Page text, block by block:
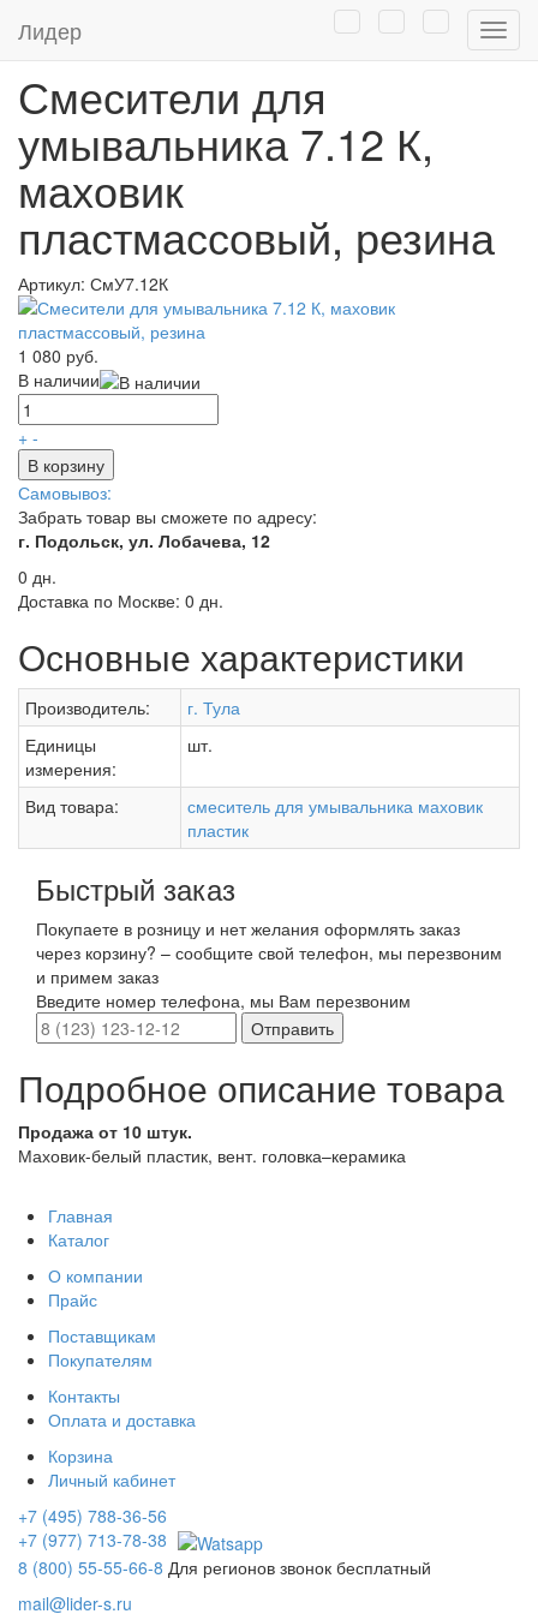
Лидер
Смесители для ванн и
умывальников
Смесители для умывальника
Смесители для
умывальника 7.12 К,
маховик
пластмассовый, резина
Артикул: СмУ7.12К
1 080 руб.
В наличии
+ -
В корзину
Самовывоз:
Забрать товар вы сможете по адресу:
г. Подольск, ул. Лобачева, 12
0 дн.
Доставка по Москве: 0 дн.
Основные характеристики
Производитель:
г. Тула
Единицы
измерения:
шт.
Вид товара:
смеситель для умывальника маховик
пластик
Быстрый заказ
Покупаете в розницу и нет желания оформлять заказ
через корзину? – сообщите свой телефон, мы перезвоним
и примем заказ
Введите номер телефона, мы Вам перезвоним
Отправить
Подробное описание товара
Продажа от 10 штук.
Маховик-белый пластик, вент. головка–керамика
Главная
Каталог
О компании
Прайс
Поставщикам
Покупателям
Контакты
Оплата и доставка
Корзина
Личный кабинет
+7 (495) 788-36-56
+7 (977) 713-78-38
8 (800) 55-55-66-8 Для регионов звонок бесплатный
mail@lider-s.ru